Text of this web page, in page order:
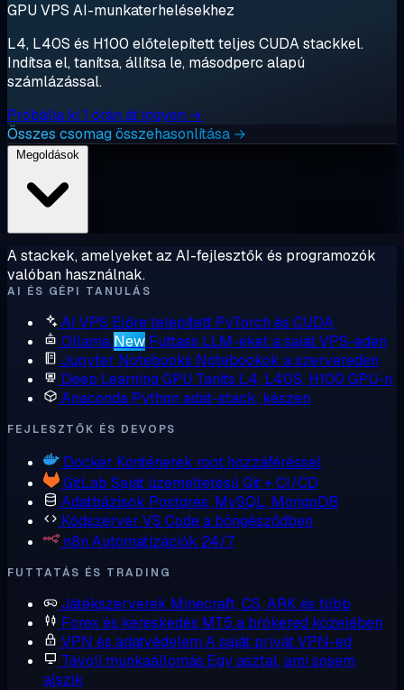
GPU VPS AI-munkaterhelésekhez
L4, L40S és H100 előtelepített teljes CUDA stackkel.
Indítsa el, tanítsa, állítsa le, másodperc alapú
számlázással.
Próbálja ki 1 órán át ingyen →
Összes csomag összehasonlítása →
A stackek, amelyeket az AI-fejlesztők és programozók
valóban használnak.
AI ÉS GÉPI TANULÁS
AI VPS Előre telepített PyTorch és CUDA
Ollama New Futtass LLM-eket a saját VPS-eden
Jupyter Notebooks Notebookok a szervereden
Deep Learning GPU Taníts L4, L40S, H100 GPU-n
Anaconda Python adat-stack, készen
FEJLESZTŐK ÉS DEVOPS
Docker Konténerek root hozzáféréssel
GitLab Saját üzemeltetésű Git + CI/CD
Adatbázisok Postgres, MySQL, MongoDB
Kódszerver VS Code a böngésződben
n8n Automatizációk 24/7
FUTTATÁS ÉS TRADING
Játékszerverek Minecraft, CS, ARK és több
Forex és kereskedés MT5 a brókered közelében
VPN és adatvédelem A saját privát VPN-ed
Távoli munkaállomás Egy asztal, ami sosem
alszik